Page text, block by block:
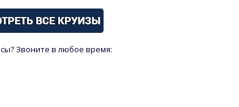
Звоните в любое время:
044
093